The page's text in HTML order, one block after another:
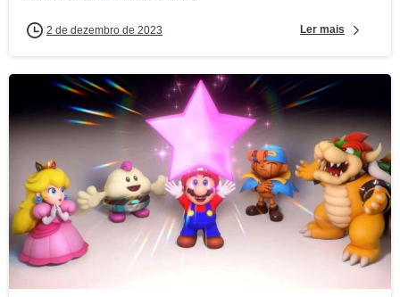
2 de dezembro de 2023 Ler mais
3